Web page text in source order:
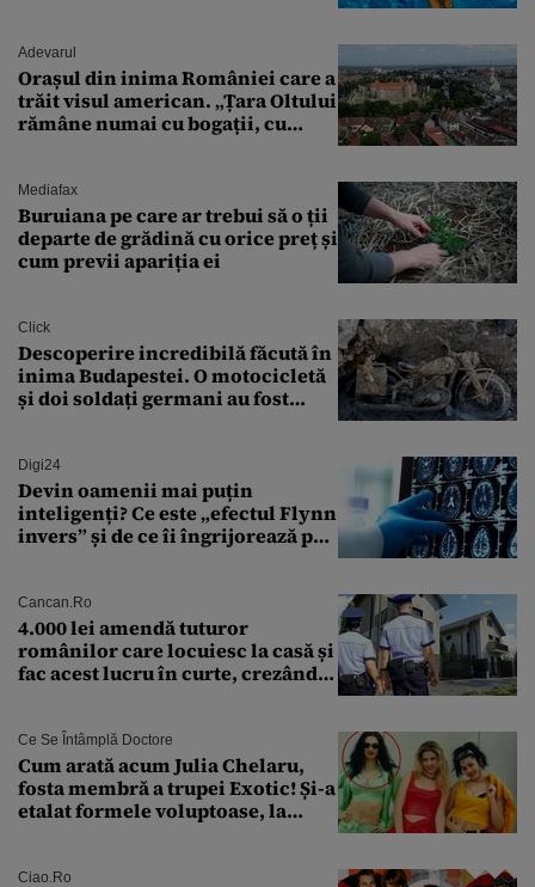
Adevarul
Orașul din inima României care a
trăit visul american. „Țara Oltului
rămâne numai cu bogații, cu
Mediafax
Buruiana pe care ar trebui să o ții
departe de grădină cu orice preț și
cum previi apariția ei
Click
Descoperire incredibilă făcută în
inima Budapestei. O motocicletă
și doi soldați germani au fost
Digi24
Devin oamenii mai puțin
inteligenți? Ce este „efectul Flynn
invers” și de ce îi îngrijorează pe
Cancan.ro
4.000 lei amendă tuturor
românilor care locuiesc la casă și
fac acest lucru în curte, crezând
Ce Se Întâmplă Doctore
Cum arată acum Julia Chelaru,
fosta membră a trupei Exotic! Și-a
etalat formele voluptoase, la
Ciao.ro